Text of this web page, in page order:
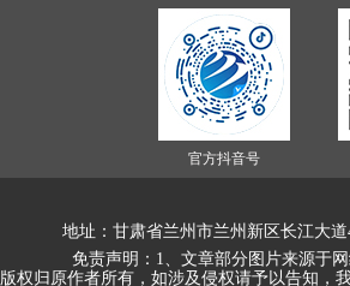
官方抖音号
地址：甘肃省兰州市兰州新区长江大道
免责声明：1、文章部分图片来源于
版权归原作者所有，如涉及侵权请予以告知，